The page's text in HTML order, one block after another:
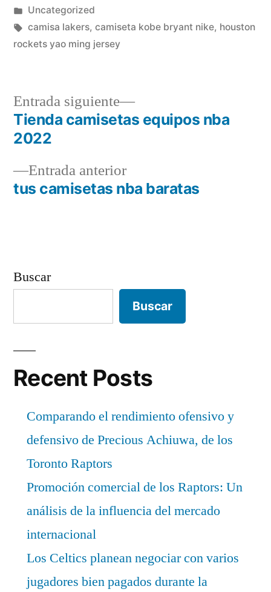
por
Publicado
en
Uncategorized
Etiquetas:
camisa lakers, camiseta kobe bryant nike, houston
rockets yao ming jersey
Navegación
entradas
Entrada anteriorEntrada
anterior:
tus camisetas nba baratas
Entrada siguiente
Entrada
siguiente:
Tienda camisetas equipos nba
2022
Buscar
Buscar
Recent Posts
Comparando el rendimiento ofensivo y
defensivo de Precious Achiuwa, de los
Toronto Raptors
Promoción comercial de los Raptors: Un
análisis de la influencia del mercado
internacional
Los Celtics planean negociar con varios
jugadores bien pagados durante la